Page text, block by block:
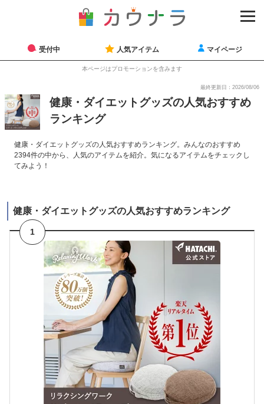
受付中 人気アイテム マイページ
本ページはプロモーションを含みます
最終更新日：2026/08/06
健康・ダイエットグッズの人気おすすめ
ランキング
健康・ダイエットグッズの人気おすすめランキング。みんなのおすすめ
2394件の中から、人気のアイテムを紹介。気になるアイテムをチェックし
てみよう！
健康・ダイエットグッズの人気おすすめランキング
1